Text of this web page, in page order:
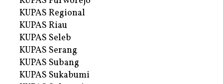
KUPAS Regional
KUPAS Riau
KUPAS Seleb
KUPAS Serang
KUPAS Subang
KUPAS Sukabumi